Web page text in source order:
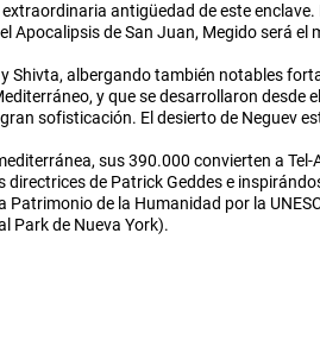
antigüedad de este
de San Juan, Megido será el
albergando también notables
y que se desarrollaron desde
sofisticación. El desierto de Neguev
sus 390.000 convierten a
de Patrick Geddes e
de la Humanidad por la
Park de Nueva York).